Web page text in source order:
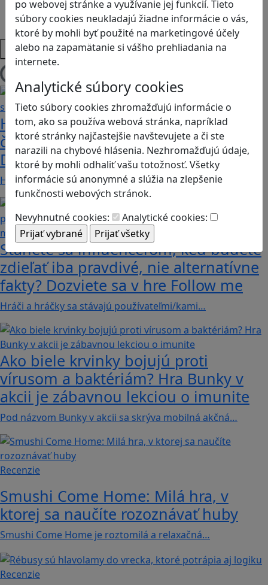
po webovej stránke a využívanie jej funkcií. Tieto
súbory cookies neukladajú žiadne informácie o vás,
ktoré by mohli byť použité na marketingové účely
alebo na zapamätanie si vášho prehliadania na
internete.
Analytické súbory cookies
Tieto súbory cookies zhromažďujú informácie o
tom, ako sa používa webová stránka, napríklad
ktoré stránky najčastejšie navštevujete a či ste
narazili na chybové hlásenia. Nezhromažďujú údaje,
ktoré by mohli odhaliť vašu totožnosť. Všetky
informácie sú anonymné a slúžia na zlepšenie
funkčnosti webových stránok.
Nevyhnutné cookies:
Analytické cookies:
Strategické myslenie
Zdravie a pohyb
Platformy
Načítam blogy
Heritage Quest AR: Vráťte sa do
časov, keď Rímska ríša siahala až po
Dunaj
Heritage Quest AR je mobilná hra, ktorá ponúka…
Stanete sa influencerom, keď budete
zdieľať iba pravdivé, nie alternatívne
fakty? Dozviete sa v hre Follow me
Hráči a hráčky sa stávajú používateľmi/kami…
Ako biele krvinky bojujú proti
vírusom a baktériám? Hra Bunky v
akcii je zábavnou lekciou o imunite
Pod názvom Bunky v akcii sa skrýva mobilná akčná…
Recenzie
Smushi Come Home: Milá hra, v
ktorej sa naučíte rozoznávať huby
Smushi Come Home je roztomilá a relaxačná…
Recenzie